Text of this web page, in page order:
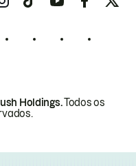
Holdings.Todos os